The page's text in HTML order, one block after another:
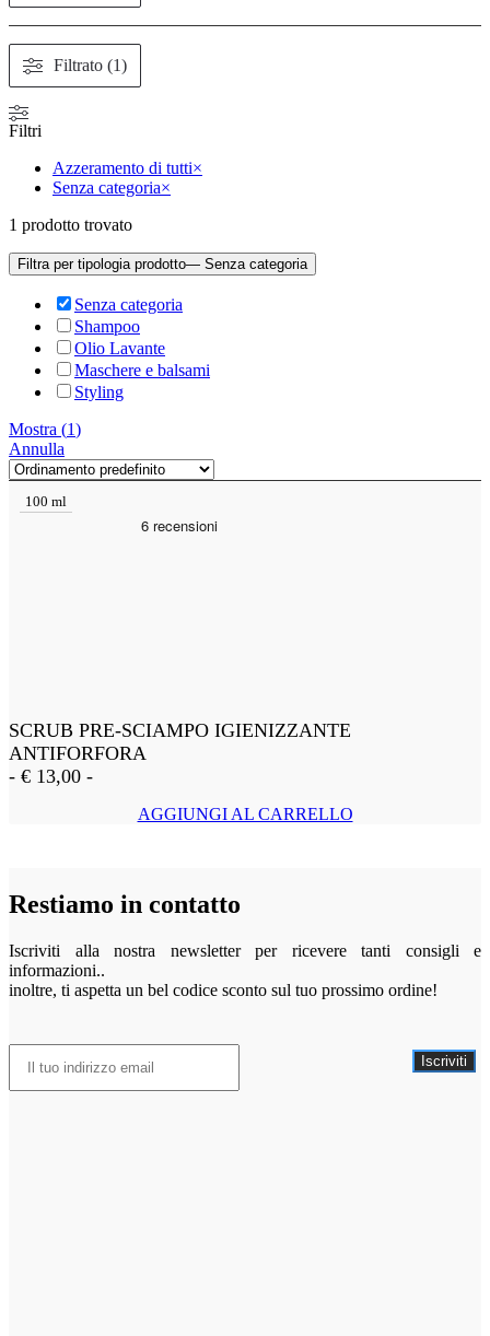
Filtrato (1)
Filtri
Azzeramento di tutti×
Senza categoria×
1 prodotto trovato
Filtra per tipologia prodotto— Senza categoria
Senza categoria
Shampoo
Olio Lavante
Maschere e balsami
Styling
Mostra (1)
Annulla
100 ml
SCRUB PRE-SCIAMPO IGIENIZZANTE
ANTIFORFORA
- € 13,00 -
AGGIUNGI AL CARRELLO
Restiamo in contatto
Iscriviti alla nostra newsletter per ricevere tanti consigli e
informazioni..
inoltre, ti aspetta un bel codice sconto sul tuo prossimo ordine!
Iscriviti